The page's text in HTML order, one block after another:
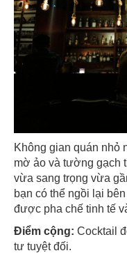
Không gian quán nhỏ
mờ ảo và tường gạch
vừa sang trọng vừa
bạn có thể ngồi lại
được pha chế tinh tế
Điểm cộng: Cocktail
tư tuyệt đối.